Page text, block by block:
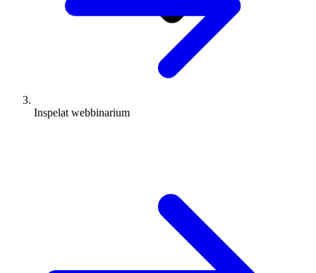
Inspelat webbinarium